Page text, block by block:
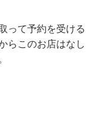
って予約を受ける
らこのお店はなし